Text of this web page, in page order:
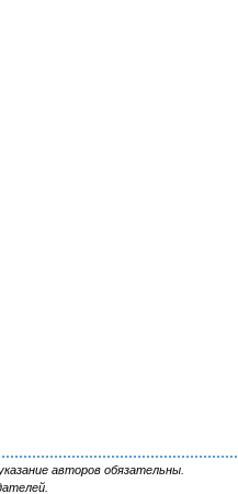
авторов обязательны.